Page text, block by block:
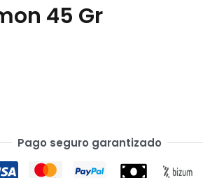
45 Gr
Pago seguro garantizado